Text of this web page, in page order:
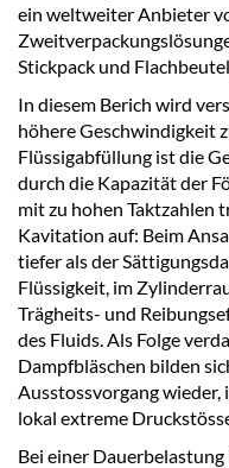
ein weltweiter Anbieter
Stickpack und Flachbeutel
In diesem Berich wird
höhere Geschwindigkeit
Flüssigabfüllung ist die
durch die Kapazität der
mit zu hohen Taktzahlen
Kavitation auf: Beim
tiefer als der
Flüssigkeit, im
Trägheits- und
des Fluids. Als Folge
Dampfbläschen bilden
Ausstossvorgang
lokal extreme
Bei einer